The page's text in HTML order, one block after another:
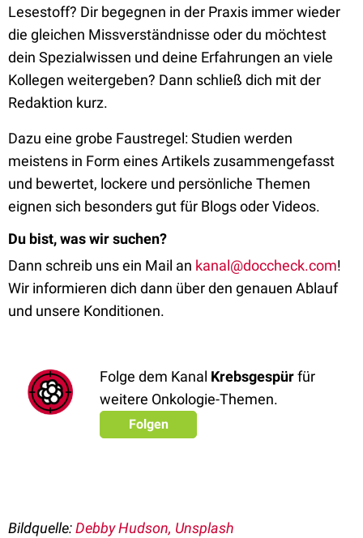
Lesestoff? Dir begegnen in der Praxis immer wieder
die gleichen Missverständnisse oder du möchtest
dein Spezialwissen und deine Erfahrungen an viele
Kollegen weitergeben? Dann schließ dich mit der
Redaktion kurz.
Dazu eine grobe Faustregel: Studien werden
meistens in Form eines Artikels zusammengefasst
und bewertet, lockere und persönliche Themen
eignen sich besonders gut für Blogs oder Videos.
Du bist, was wir suchen?
Dann schreib uns ein Mail an kanal@doccheck.com!
Wir informieren dich dann über den genauen Ablauf
und unsere Konditionen.
Folge dem Kanal Krebsgespürfür
weitere Onkologie-Themen.
Folgen
Bildquelle:Debby Hudson, Unsplash